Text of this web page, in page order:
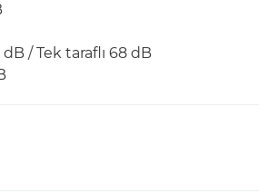
/ Tek taraflı 68 dB